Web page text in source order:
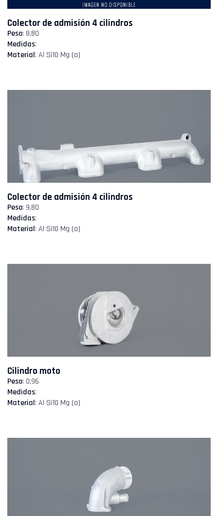
Colector de admisión 4 cilindros
Peso: 8,80
Medidas:
Material: Al Si10 Mg (a)
Colector de admisión 4 cilindros
Peso: 9,80
Medidas:
Material: Al Si10 Mg (a)
Cilindro moto
Peso: 0,96
Medidas:
Material: Al Si10 Mg (a)